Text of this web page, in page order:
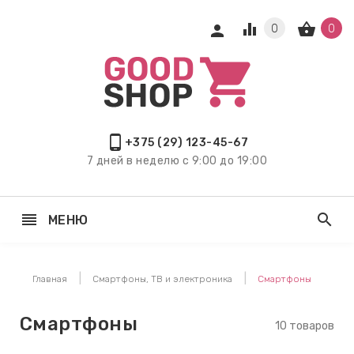
phone_android +375 (29) 123-45-67
7 дней в неделю с 9:00 до 19:00
person shopping_basket 0
equalizer 0
reorder МЕНЮ
keyboard_arrow_right
keyboard_arrow_right
keyboard_arrow_right
keyboard_arrow_right
ДЕТЕЙ keyboard_arrow_right
search
Главная Смартфоны, ТВ и электроника Смартфоны
10 товаров
Смартфоны